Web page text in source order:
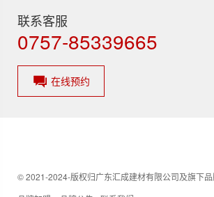
联系客服
0757-85339665
在线预约
© 2021-2024-版权归广东汇成建材有限公司及旗下